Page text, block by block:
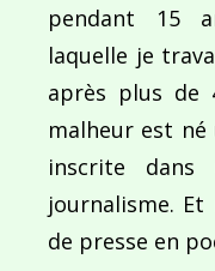
pendant 15
laquelle je
après plus de
malheur est né
inscrite dans
journalisme. Et
de presse en